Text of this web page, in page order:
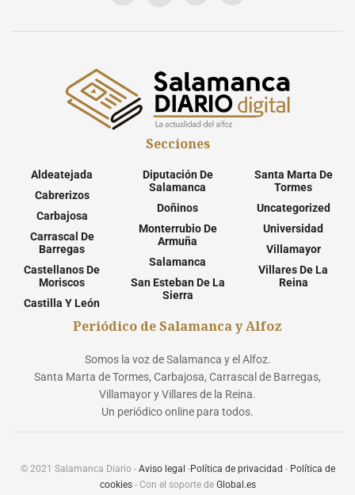
Secciones
Aldeatejada
Cabrerizos
Carbajosa
Carrascal De
Barregas
Castellanos De
Moriscos
Castilla Y León
Diputación De
Salamanca
Doñinos
Monterrubio De
Armuña
Salamanca
San Esteban De La
Sierra
Santa Marta De
Tormes
Uncategorized
Universidad
Villamayor
Villares De La
Reina
Periódico de Salamanca y Alfoz
Somos la voz de Salamanca y el Alfoz.
Santa Marta de Tormes, Carbajosa, Carrascal de Barregas,
Villamayor y Villares de la Reina.
Un periódico online para todos.
© 2021 Salamanca Diario - Aviso legal -Política de privacidad - Política de
cookies- Con el soporte de Global.es